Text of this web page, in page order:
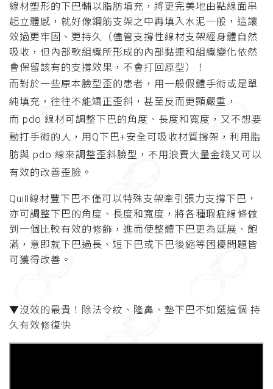
線材塑形的下巴輔以脂肪填充，將更完美地由點線面串
起立體感，就好像鋼筋支架之中再填入水泥一般，這讓
效過更牢固、更持久（儘管支撐性線材支架經身體自然
吸收，但內部軟組織所形成的內部黏連和組織變化依然
會保留該有的支撐效果，不會打回原型）！
而對於一些原本臉型歪的患者，用一般假體手術或是單
純填充，往往不能矯正歪斜，甚至反而更顯嚴重，
而 pdo 線材可調整下巴的角度、長度和寬度，又不想要
動打手術的人，用Q下巴+安全可吸收材質撐架，利用脂
肪與 pdo 線來調整歪斜臉型，不用浪費大量金錢又可以
有效的改善歪臉。
Quill線材豐下巴不僅可以特殊支架牽引張力支撐下巴，
亦可調整下巴的角度、長度和寬度，將各種瑕疵線條做
到一個比較有效的修飾，進而使整體下巴更為延展、飽
滿，意即就下巴過長、短下巴或下巴後縮等困擾問題皆
可獲得改善。
▼沒效的最貴！除法令紋、隆鼻、墊下巴不如選這個 持
久有效修復快